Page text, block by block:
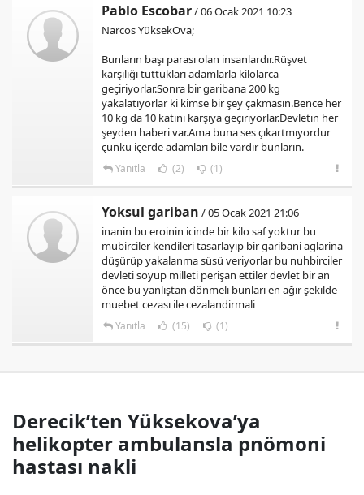
Pablo Escobar/ 06 Ocak 2021 10:23
Narcos YüksekOva;
Bunların başı parası olan insanlardır.Rüşvet
karşılığı tuttukları adamlarla kilolarca
geçiriyorlar.Sonra bir garibana 200 kg
yakalatıyorlar ki kimse bir şey çakmasın.Bence her
10 kg da 10 katını karşıya geçiriyorlar.Devletin her
şeyden haberi var.Ama buna ses çıkartmıyordur
çünkü içerde adamları bile vardır bunların.
Yanıtla (2) (1)
Yoksul gariban / 05 Ocak 2021 21:06
inanin bu eroinin icinde bir kilo saf yoktur bu
mubirciler kendileri tasarlayıp bir garibani aglarina
düşürüp yakalanma süsü veriyorlar bu nuhbirciler
devleti soyup milleti perişan ettiler devlet bir an
önce bu yanlıştan dönmeli bunlari en ağır şekilde
muebet cezası ile cezalandirmali
Yanıtla (15) (1)
Derecik’ten Yüksekova’ya
helikopter ambulansla pnömoni
hastası nakli